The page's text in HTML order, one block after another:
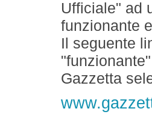
Ufficiale" ad
funzionante
Il seguente
Gazzetta